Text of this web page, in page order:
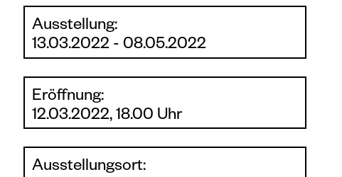
Ausstellung:
13.03.2022 - 08.05.2022
Eröffnung:
12.03.2022, 18.00 Uhr
Ausstellungsort: